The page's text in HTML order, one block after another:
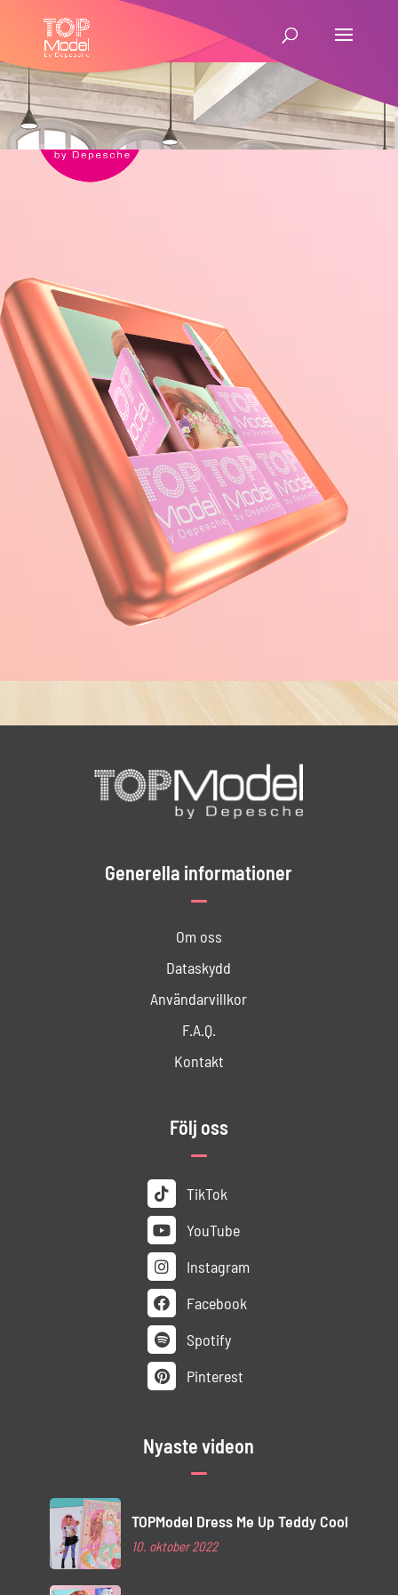
Generella informationer
Om oss
Dataskydd
Användar­villkor
F.A.Q.
Kontakt
Följ oss
TikTok
YouTube
Instagram
Facebook
Spotify
Pinterest
Nyaste videon
TOPModel Dress Me Up Teddy Cool
10. oktober 2022